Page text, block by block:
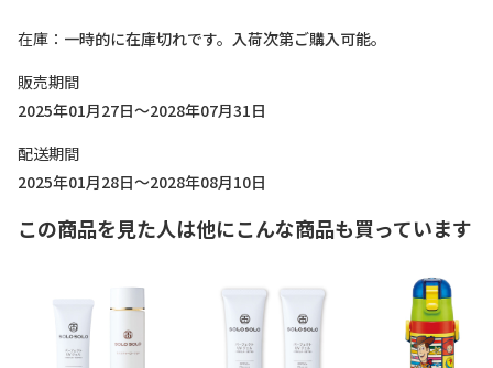
在庫
一時的に在庫切れです。入荷次第ご購入可能。
販売期間
2025年01月27日～2028年07月31日
配送期間
2025年01月28日～2028年08月10日
この商品を見た人は他にこんな商品も買っています